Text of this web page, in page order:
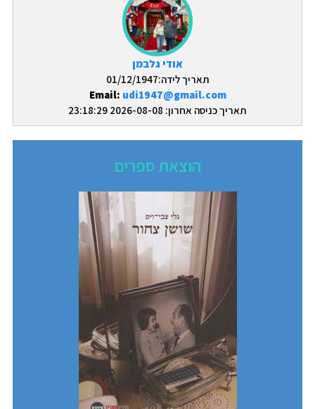
אודי גלבמן
תאריך לידה:01/12/1947
Email: udi1947@gmail.com
תאריך כניסה אחרון: 2026-08-08 23:18:29
הוצאת ספרים